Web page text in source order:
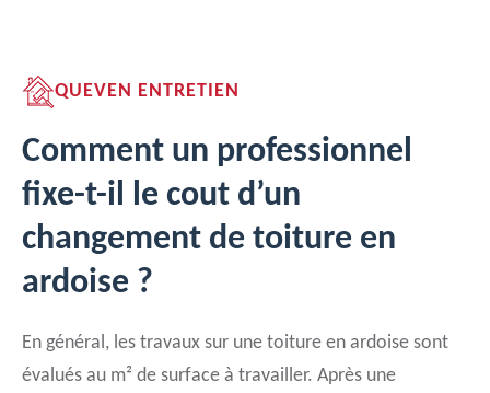
QUEVEN ENTRETIEN
Comment un professionnel
fixe-t-il le cout d’un
changement de toiture en
ardoise ?
En général, les travaux sur une toiture en ardoise sont
évalués au m² de surface à travailler. Après une